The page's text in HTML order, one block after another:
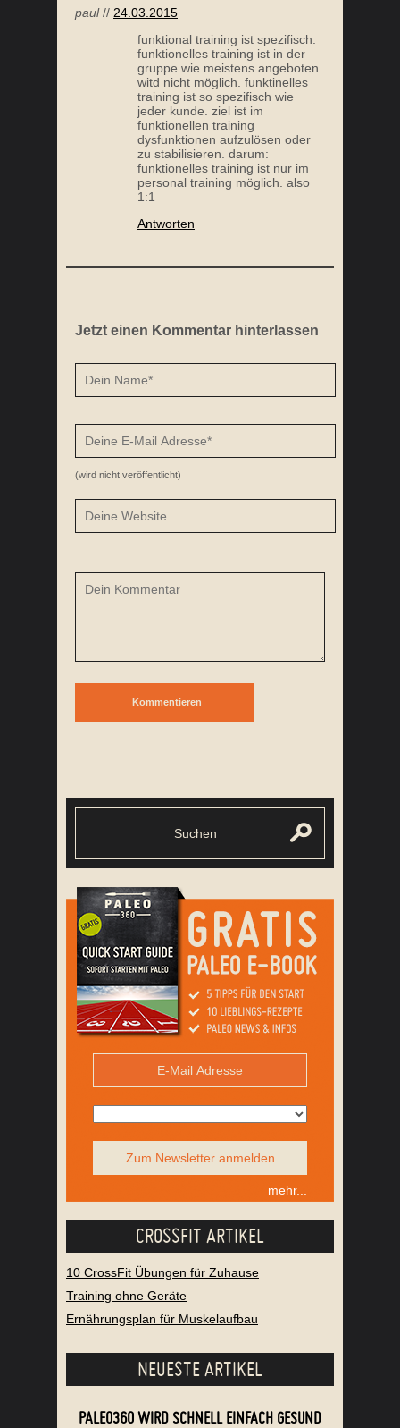
TRAINING OHNE GERÄTE – DIE 10 BESTEN
paul// 24.03.2015
funktional training ist spezifisch.
funktionelles training ist in der
gruppe wie meistens angeboten
witd nicht möglich. funktinelles
training ist so spezifisch wie
jeder kunde. ziel ist im
funktionellen training
dysfunktionen aufzulösen oder
zu stabilisieren. darum:
funktionelles training ist nur im
personal training möglich. also
1:1
Antworten
Jetzt einen Kommentar hinterlassen
(wird nicht veröffentlicht)
Zum Newsletter anmelden
mehr...
CROSSFIT ARTIKEL
10 CrossFit Übungen für Zuhause
Training ohne Geräte
Ernährungsplan für Muskelaufbau
NEUESTE ARTIKEL
PALEO360 WIRD SCHNELL EINFACH GESUND